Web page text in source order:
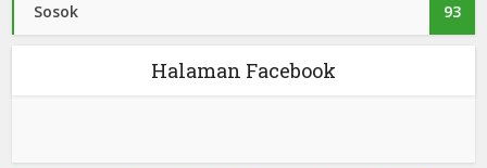
Sosok 93
Halaman Facebook